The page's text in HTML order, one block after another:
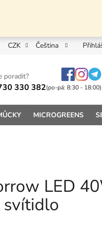
CZK Čeština
poradit?
330 382(po-pá: 8:30 - 18:00)
MICROGREENS
LED
svítidlo